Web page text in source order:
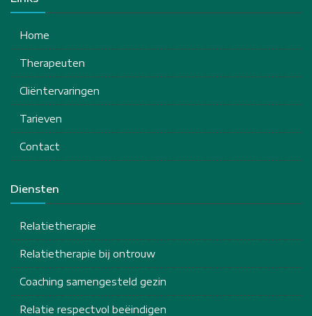
Home
Therapeuten
Cliëntervaringen
Tarieven
Contact
Diensten
Relatietherapie
Relatietherapie bij ontrouw
Coaching samengesteld gezin
Relatie respectvol beëindigen